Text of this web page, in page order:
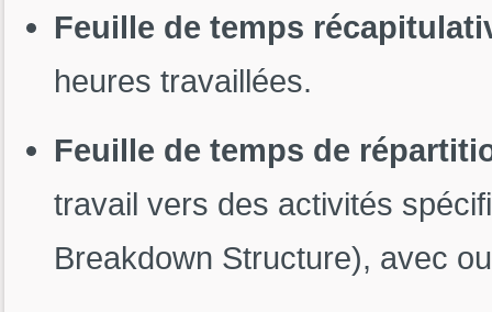
Feuille de temps
heures travaillées.
Feuille de temps de
travail vers des activités
Breakdown Structure), avec